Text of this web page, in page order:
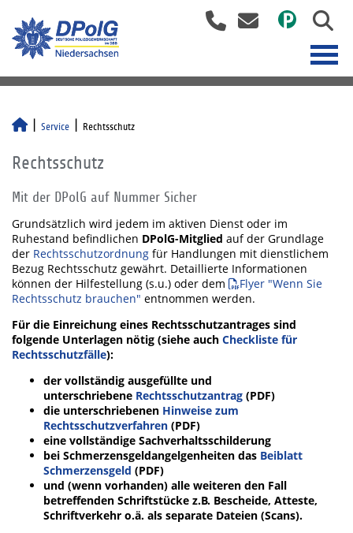
Service Rechtsschutz
Rechtsschutz
Mit der DPolG auf Nummer Sicher
Grundsätzlich wird jedem im aktiven Dienst oder im
Ruhestand befindlichen DPolG-Mitglied auf der Grundlage
der Rechtsschutzordnung für Handlungen mit dienstlichem
Bezug Rechtsschutz gewährt. Detaillierte Informationen
können der Hilfestellung (s.u.) oder dem
Flyer "Wenn Sie
Rechtsschutz brauchen" entnommen werden.
Für die Einreichung eines Rechtsschutzantrages sind
folgende Unterlagen nötig (siehe auch Checkliste für
Rechtsschutzfälle):
der vollständig ausgefüllte und
unterschriebene Rechtsschutzantrag (PDF)
die unterschriebenen Hinweise zum
Rechtsschutzverfahren (PDF)
eine vollständige Sachverhaltsschilderung
bei Schmerzensgeldangelgenheiten das Beiblatt
Schmerzensgeld (PDF)
und (wenn vorhanden) alle weiteren den Fall
betreffenden Schriftstücke z.B. Bescheide, Atteste,
Schriftverkehr o.ä. als separate Dateien (Scans).